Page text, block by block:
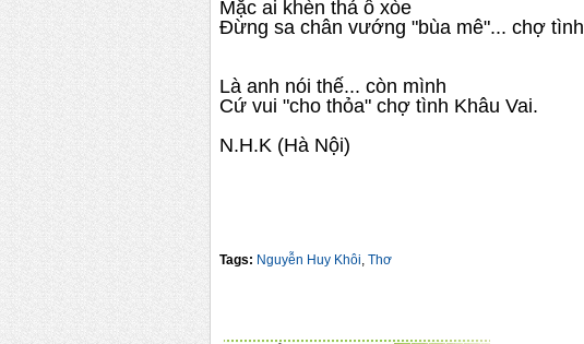
Mặc ai khèn thả ô xòe
Đừng sa chân vướng "bùa mê"... chợ tình
Là anh nói thế... còn mình
Cứ vui "cho thỏa" chợ tình Khâu Vai.
N.H.K (Hà Nội)
Tags: Nguyễn Huy Khôi, Thơ